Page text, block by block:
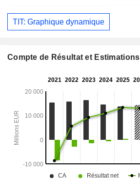
TIT: Graphique dynamique
Compte de Résultat et Estimations